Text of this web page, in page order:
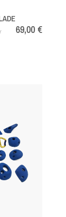
Prix
69,00 €